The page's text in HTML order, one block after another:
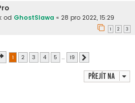
od GhostSlawa « 28 pro 2022, 15:29
1 2 3
Stránka z
1 2 3 4 5 … 19
Přejít na